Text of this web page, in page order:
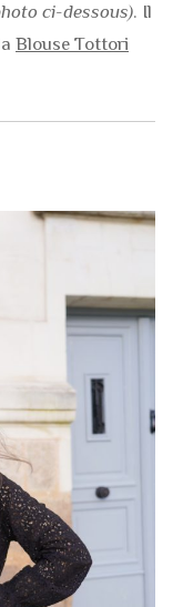
ci-dessous). Il
Blouse Tottori